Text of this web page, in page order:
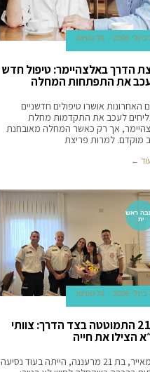
גל טוויטו
הדרך באלצהיימר: טיפול חדש
את התפתחות המחלה
האחרונות אושרו טיפולים חדשניים
לעכב את התקדמות מחלת
אך רק כאשר המחלה מאובחנת
מוקדם. למרות פריצת
←
ראש
ית
גל טוויטו
בת 21 התמוטטה בצד הדרך: צוותי
הצילו את חייה
טוני מאייר, בת 21 מרעננה, הייתה בעוד נסיעה